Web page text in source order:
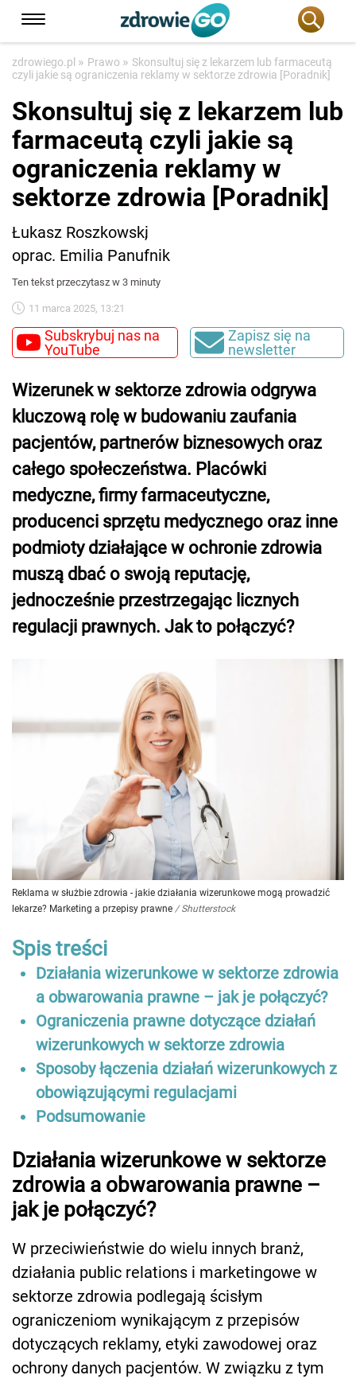
zdrowiego.pl » Prawo » Skonsultuj się z lekarzem lub farmaceutą
czyli jakie są ograniczenia reklamy w sektorze zdrowia [Poradnik]
Skonsultuj się z lekarzem lub
farmaceutą czyli jakie są
ograniczenia reklamy w
sektorze zdrowia [Poradnik]
Łukasz Roszkowski
oprac. Emilia Panufnik
Ten tekst przeczytasz w 3 minuty
11 marca 2025, 13:21
Subskrybuj nas na
YouTube
Zapisz się na
newsletter
Wizerunek w sektorze zdrowia odgrywa
kluczową rolę w budowaniu zaufania
pacjentów, partnerów biznesowych oraz
całego społeczeństwa. Placówki
medyczne, firmy farmaceutyczne,
producenci sprzętu medycznego oraz inne
podmioty działające w ochronie zdrowia
muszą dbać o swoją reputację,
jednocześnie przestrzegając licznych
regulacji prawnych. Jak to połączyć?
Reklama w służbie zdrowia - jakie działania wizerunkowe mogą prowadzić
lekarze? Marketing a przepisy prawne / Shutterstock
Spis treści
Działania wizerunkowe w sektorze zdrowia
a obwarowania prawne – jak je połączyć?
Ograniczenia prawne dotyczące działań
wizerunkowych w sektorze zdrowia
Sposoby łączenia działań wizerunkowych z
obowiązującymi regulacjami
Podsumowanie
Działania wizerunkowe w sektorze
zdrowia a obwarowania prawne –
jak je połączyć?
W przeciwieństwie do wielu innych branż,
działania public relations i marketingowe w
sektorze zdrowia podlegają ścisłym
ograniczeniom wynikającym z przepisów
dotyczących reklamy, etyki zawodowej oraz
ochrony danych pacjentów. W związku z tym